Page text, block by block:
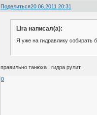
Поделиться20.06.2011 20:31
LIra написал(а):
Я уже на гидравлику собирать
правильно танюха . гидра рулит .
0